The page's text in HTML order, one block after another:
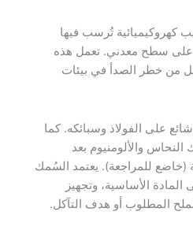
تُرسب فيها
سطح معدني. تعمل هذه
من خطر الصدأ في بيئات
على الفولاذ وسبائكه. كما
والألومنيوم بعد
للمراجعة). يعتمد السُمك
الأساسية، وتجهيز
المطلوب أو هدف التآكل.